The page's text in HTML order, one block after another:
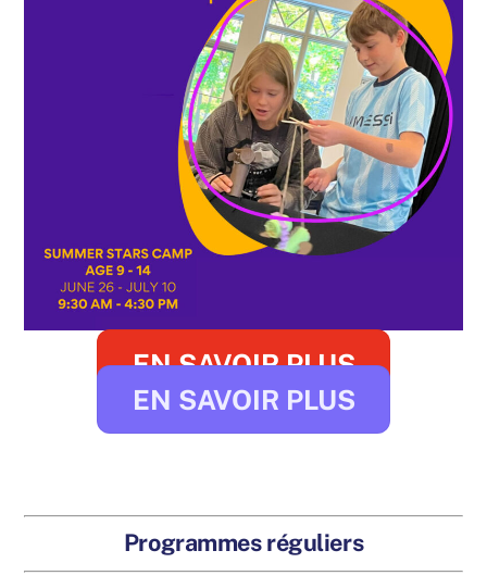
EN SAVOIR PLUS
EN SAVOIR PLUS
Programmes réguliers